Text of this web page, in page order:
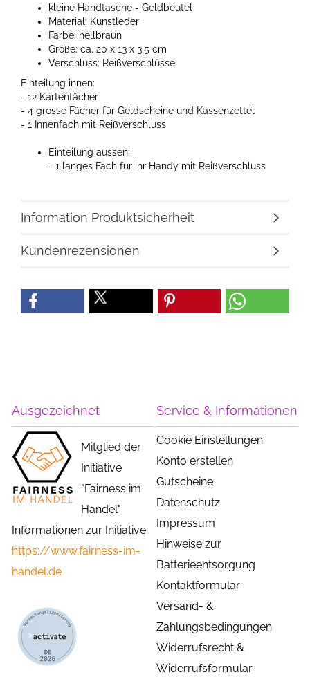
kleine Handtasche - Geldbeutel
Material: Kunstleder
Farbe: hellbraun
Größe: ca. 20 x 13 x 3,5 cm
Verschluss: Reißverschlüsse
Einteilung innen:
- 12 Kartenfächer
- 4 grosse Fächer für Geldscheine und Kassenzettel
- 1 Innenfach mit Reißverschluss
Einteilung aussen:
- 1 langes Fach für ihr Handy mit Reißverschluss
Information Produktsicherheit
Kundenrezensionen
Ausgezeichnet
Mitglied der
Initiative
"Fairness im
Handel"
Informationen zur Initiative:
https://www.fairness-im-
handel.de
Service & Informationen
Cookie Einstellungen
Konto erstellen
Gutscheine
Datenschutz
Impressum
Hinweise zur
Batterieentsorgung
Kontaktformular
Versand- &
Zahlungsbedingungen
Widerrufsrecht &
Widerrufsformular